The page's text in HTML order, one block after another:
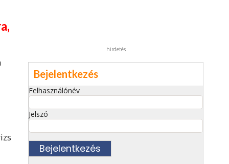
hirdetés
Bejelentkezés
Felhasználónév
Jelszó